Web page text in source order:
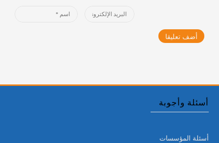
Name
Email
أسئلة وأجوبة
أسئلة المؤسسات